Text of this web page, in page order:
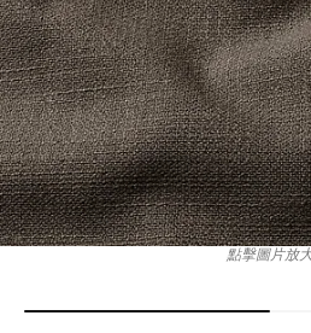
點擊圖片放